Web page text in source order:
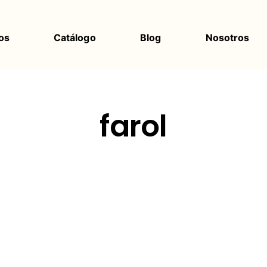
Catálogo Blog Nosotros
farol